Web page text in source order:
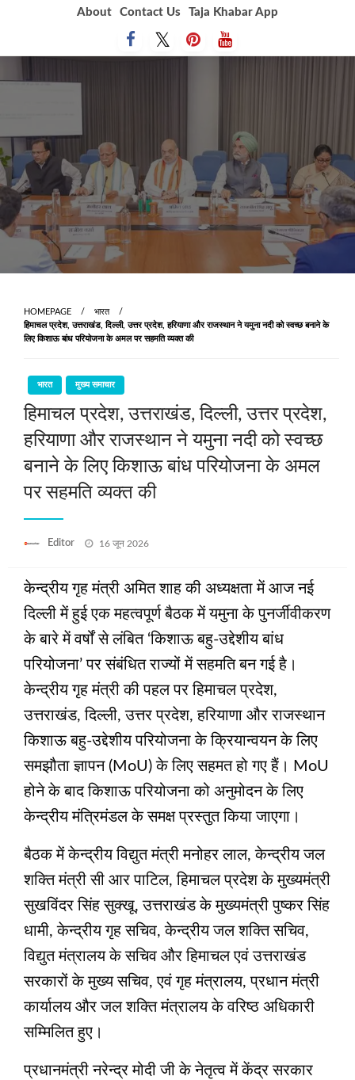
About Contact Us Taja Khabar App
HOMEPAGE
भारत
हिमाचल प्रदेश, उत्तराखंड, दिल्ली, उत्तर प्रदेश, हरियाणा और राजस्थान ने यमुना नदी को स्वच्छ बनाने के
लिए किशाऊ बांध परियोजना के अमल पर सहमति व्‍यक्‍त की
भारत मुख्य समाचार
हिमाचल प्रदेश, उत्तराखंड, दिल्ली, उत्तर प्रदेश,
हरियाणा और राजस्थान ने यमुना नदी को स्वच्छ
बनाने के लिए किशाऊ बांध परियोजना के अमल
पर सहमति व्‍यक्‍त की
Editor
Posted
16 जून 2026
केन्द्रीय गृह मंत्री अमित शाह की अध्यक्षता में आज नई
दिल्ली में हुई एक महत्वपूर्ण बैठक में यमुना के पुनर्जीवीकरण
के बारे में वर्षों से लंबित ‘किशाऊ बहु-उद्देशीय बांध
परियोजना’ पर संबंधित राज्यों में सहमति बन गई है।
केन्द्रीय गृह मंत्री की पहल पर हिमाचल प्रदेश,
उत्तराखंड, दिल्ली, उत्तर प्रदेश, हरियाणा और राजस्थान
किशाऊ बहु-उद्देशीय परियोजना के क्रियान्वयन के लिए
समझौता ज्ञापन (MoU) के लिए सहमत हो गए हैं। MoU
होने के बाद किशाऊ परियोजना को अनुमोदन के लिए
केन्द्रीय मंत्रिमंडल के समक्ष प्रस्तुत किया जाएगा।
बैठक में केन्द्रीय विद्युत मंत्री मनोहर लाल, केन्द्रीय जल
शक्ति मंत्री सी आर पाटिल, हिमाचल प्रदेश के मुख्यमंत्री
सुखविंदर सिंह सुक्खू, उत्तराखंड के मुख्यमंत्री पुष्कर सिंह
धामी, केन्द्रीय गृह सचिव, केन्द्रीय जल शक्ति सचिव,
विद्युत मंत्रालय के सचिव और हिमाचल एवं उत्तराखंड
सरकारों के मुख्य सचिव, एवं गृह मंत्रालय, प्रधान मंत्री
कार्यालय और जल शक्ति मंत्रालय के वरिष्ठ अधिकारी
सम्मिलित हुए।
प्रधानमंत्री नरेन्द्र मोदी जी के नेतृत्व में केंद्र सरकार